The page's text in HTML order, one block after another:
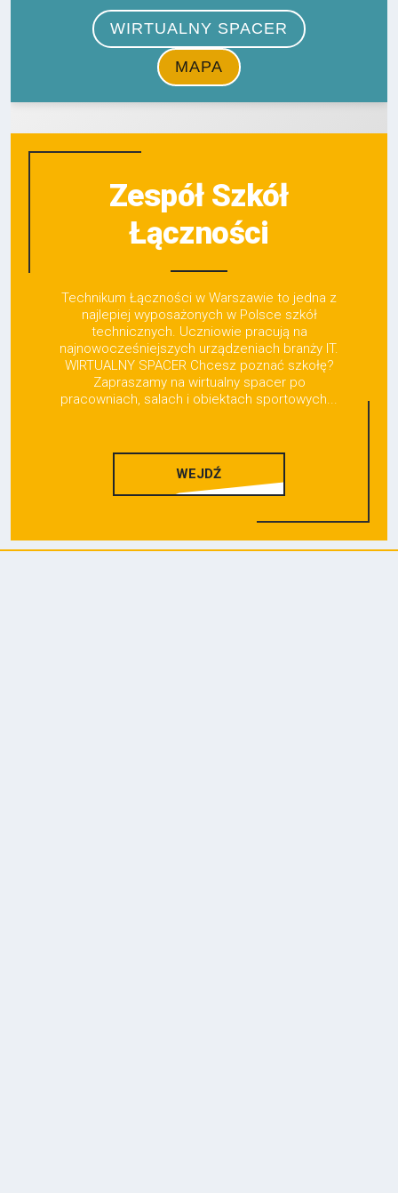
Zespół Szkół
Łączności
Technikum Łączności w Warszawie to jedna z
najlepiej wyposażonych w Polsce szkół
technicznych. Uczniowie pracują na
najnowocześniejszych urządzeniach branży IT.
WIRTUALNY SPACER Chcesz poznać szkołę?
Zapraszamy na wirtualny spacer po
pracowniach, salach i obiektach sportowych...
WEJDŹ